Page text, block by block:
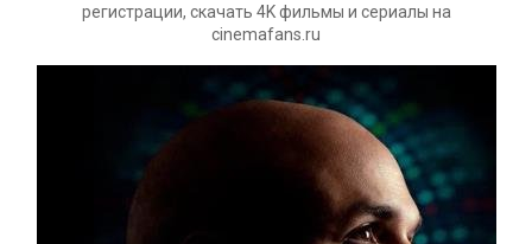
регистрации, скачать 4K фильмы и сериалы на
cinemafans.ru